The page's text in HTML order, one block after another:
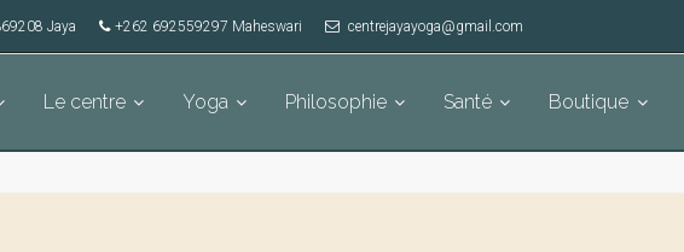
Jaya +262 692559297 Maheswari centrejayayoga@gmail.com
Le centre Yoga Philosophie Santé Boutique